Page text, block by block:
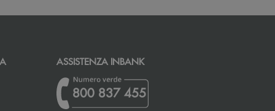
ASSISTENZA INBANK
800 837 455